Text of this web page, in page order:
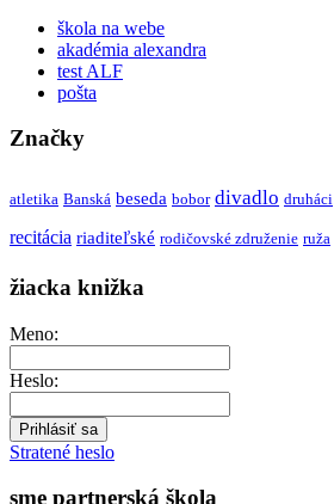
škola na webe
akadémia alexandra
test ALF
pošta
Značky
atletika Banská beseda bobor divadlo druháci
recitácia riaditeľské rodičovské združenie ruža
žiacka knižka
Meno:
Heslo:
Stratené heslo
sme partnerská škola